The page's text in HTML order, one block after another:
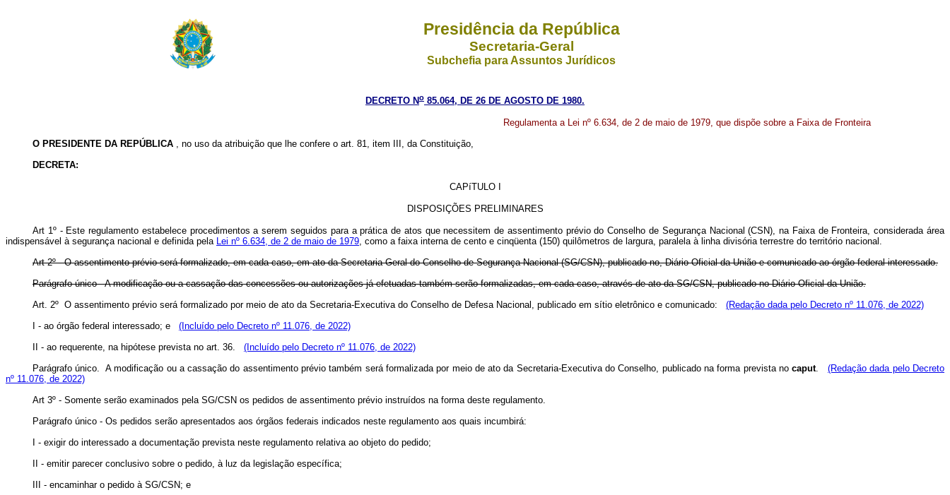
Presidência da República
Secretaria-Geral
Subchefia para Assuntos Jurídicos
DECRETO No 85.064, DE 26 DE AGOSTO DE 1980.
Regulamenta a Lei nº 6.634, de 2 de maio de 1979, que dispõe sobre a Faixa de Fronteira
O PRESIDENTE DA REPÚBLICA , no uso da atribuição que lhe confere o art. 81, item III, da Constituição,
DECRETA:
CAPíTULO I
DISPOSIÇÕES PRELIMINARES
Art 1º - Este regulamento estabelece procedimentos a serem seguidos para a prática de atos que necessitem de assentimento prévio do Conselho de Segurança Nacional (CSN), na Faixa de Fronteira, considerada área
indispensável à segurança nacional e definida pela Lei nº 6.634, de 2 de maio de 1979, como a faixa interna de cento e cinqüenta (150) quilômetros de largura, paralela à linha divisória terrestre do território nacional.
Art 2º - O assentimento prévio será formalizado, em cada caso, em ato da Secretaria-Geral do Conselho de Segurança Nacional (SG/CSN), publicado no, Diário Oficial da União e comunicado ao órgão federal interessado.
Parágrafo único - A modificação ou a cassação das concessões ou autorizações já efetuadas também serão formalizadas, em cada caso, através de ato da SG/CSN, publicado no Diário Oficial da União.
Art. 2º O assentimento prévio será formalizado por meio de ato da Secretaria-Executiva do Conselho de Defesa Nacional, publicado em sítio eletrônico e comunicado: (Redação dada pelo Decreto nº 11.076, de 2022)
I - ao órgão federal interessado; e
(Incluído pelo Decreto nº 11.076, de 2022)
II - ao requerente, na hipótese prevista no art. 36.
(Incluído pelo Decreto nº 11.076, de 2022)
Parágrafo único. A modificação ou a cassação do assentimento prévio também será formalizada por meio de ato da Secretaria-Executiva do Conselho, publicado na forma prevista nocaput.
(Redação dada pelo Decreto
nº 11.076, de 2022)
Art 3º - Somente serão examinados pela SG/CSN os pedidos de assentimento prévio instruídos na forma deste regulamento.
Parágrafo único - Os pedidos serão apresentados aos órgãos federais indicados neste regulamento aos quais incumbirá:
I - exigir do interessado a documentação prevista neste regulamento relativa ao objeto do pedido;
II - emitir parecer conclusivo sobre o pedido, à luz da legislação específica;
III - encaminhar o pedido à SG/CSN; e